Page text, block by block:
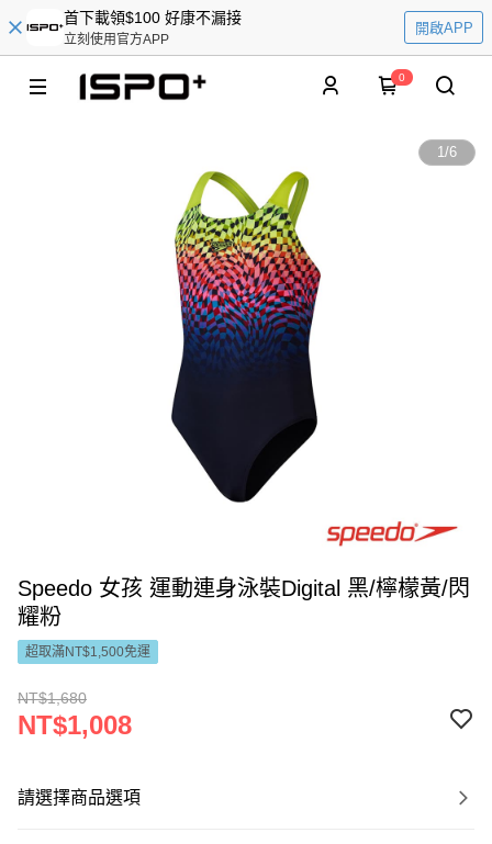
首下載領$100 好康不漏接
立刻使用官方APP
開啟APP
0
1/6
Speedo 女孩 運動連身泳裝Digital 黑/檸檬黃/閃
耀粉
超取滿NT$1,500免運
NT$1,680
NT$1,008
請選擇商品選項